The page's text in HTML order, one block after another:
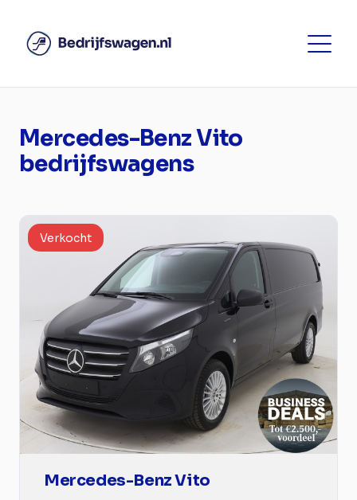
Mercedes-Benz Vito
bedrijfswagens
Verkocht
Mercedes-Benz Vito